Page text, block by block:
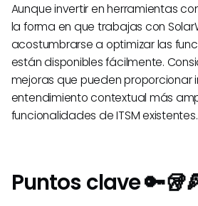
Aunque invertir en herramientas
la forma en que trabajas con
acostumbrarse a optimizar las
están disponibles fácilmente.
mejoras que pueden proporcionar
entendimiento contextual más
funcionalidades de ITSM existentes.
Puntos clave